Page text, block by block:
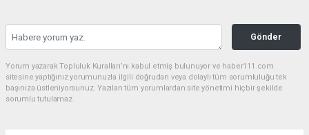
Gönder
Yorum yazarak Topluluk Kuralları’nı kabul etmiş bulunuyor ve haber111.com
sitesine yaptığınız yorumunuzla ilgili doğrudan veya dolaylı tüm sorumluluğu tek
başınıza üstleniyorsunuz. Yazılan tüm yorumlardan site yönetimi hiçbir şekilde
sorumlu tutulamaz.